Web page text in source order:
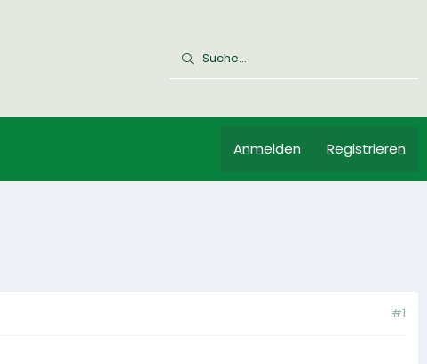
Anmelden Registrieren
#1